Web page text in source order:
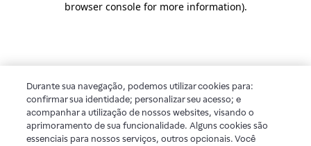
browser console for more information).
Durante sua navegação, podemos utilizar cookies para:
confirmar sua identidade; personalizar seu acesso; e
acompanhar a utilização de nossos websites, visando o
aprimoramento de sua funcionalidade. Alguns cookies são
essenciais para nossos serviços, outros opcionais. Você